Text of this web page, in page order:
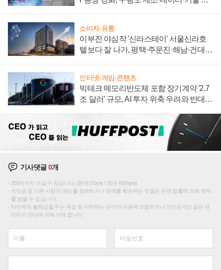
소비자·유통
이부진 야심작 '신라스테이' 서울신라호
텔보다 잘 나가, 평택·주문진·해남·건대로
인터넷·게임·콘텐츠
빅테크 메모리반도체 포함 장기계약 '2.7
조 달러' 규모, AI 투자 위축 우려와 반대
기사댓글0개
200자까지 쓰실 수 있습니다. (현재 0 byte / 최대 400byte)
저작권 등 다른 사람의 권리를 침해하거나 명예를 훼손하는 댓글은 관련 법률에 의해 제재
를 받을 수 있습니다.
타인에게 불쾌감을 주는 욕설 등 비하하는 단어가 내용에 포함되거나 인신공격성 글은 관
리자의 판단에 의해 삭제 합니다.